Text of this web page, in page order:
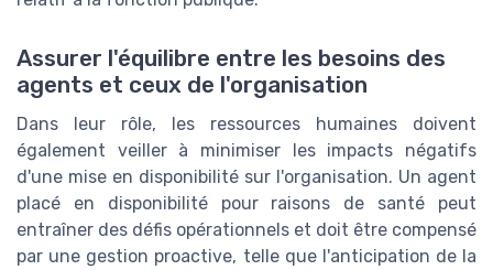
Assurer l'équilibre entre les besoins des
agents et ceux de l'organisation
Dans leur rôle, les ressources humaines doivent
également veiller à minimiser les impacts négatifs
d'une mise en disponibilité sur l'organisation. Un agent
placé en disponibilité pour raisons de santé peut
entraîner des défis opérationnels et doit être compensé
par une gestion proactive, telle que l'anticipation de la